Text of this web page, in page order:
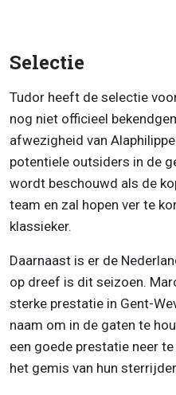
Selectie
Tudor heeft de selectie
nog niet officieel
afwezigheid van
potentiele outsiders in de
wordt beschouwd als de
team en zal hopen ver te
klassieker.
Daarnaast is er de
op dreef is dit seizoen.
sterke prestatie in Gent-
naam om in de gaten te
een goede prestatie neer
het gemis van hun